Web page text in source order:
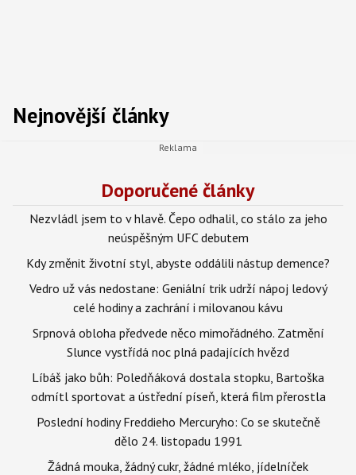
Nejnovější články
Doporučené články
Nezvládl jsem to v hlavě. Čepo odhalil, co stálo za jeho
neúspěšným UFC debutem
Kdy změnit životní styl, abyste oddálili nástup demence?
Vedro už vás nedostane: Geniální trik udrží nápoj ledový
celé hodiny a zachrání i milovanou kávu
Srpnová obloha předvede něco mimořádného. Zatmění
Slunce vystřídá noc plná padajících hvězd
Líbáš jako bůh: Poledňáková dostala stopku, Bartoška
odmítl sportovat a ústřední píseň, která film přerostla
Poslední hodiny Freddieho Mercuryho: Co se skutečně
dělo 24. listopadu 1991
Žádná mouka, žádný cukr, žádné mléko, jídelníček